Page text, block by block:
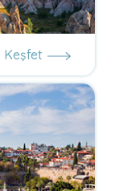
Keşfet